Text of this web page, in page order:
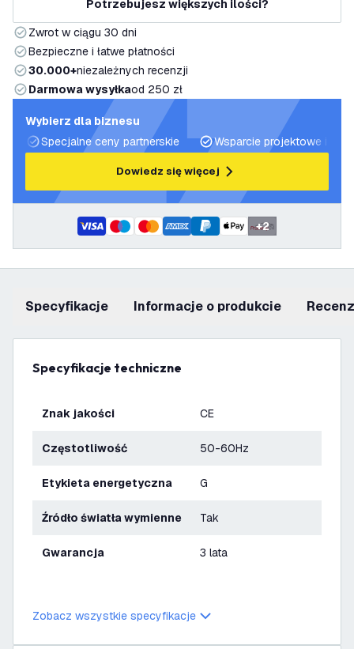
Potrzebujesz większych ilości?
Zwrot w ciągu 30 dni
Bezpieczne i łatwe płatności
30.000+niezależnych recenzji
Darmowa wysyłkaod 250 zł
Wybierz dla biznesu
Specjalne ceny partnerskie
Wsparcie projektowe i
Dowiedz się więcej
+2
Specyfikacje informacje o produkcie
Specyfikacje techniczne
Znak jakości CE
Częstotliwość 50-60Hz
Etykieta energetyczna G
Źródło światła wymienne Tak
Gwarancja 3 lata
Zobacz wszystkie specyfikacje